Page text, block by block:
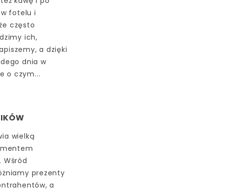
fotelu i
często
ich,
a dzięki
dnia w
o czym...
wielką
Wśród
prezenty
a